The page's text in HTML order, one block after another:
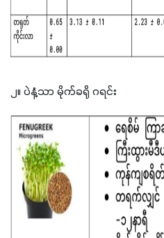
၂။ ပဲနံ့သာ မိုက်ခရို ဂရင်း